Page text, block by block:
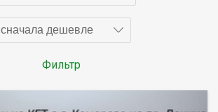
сначала дешевле
Фильтр